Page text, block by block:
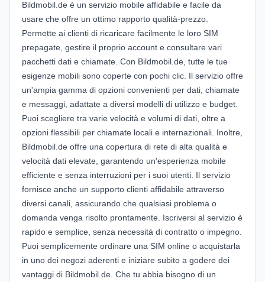
Bildmobil.de è un servizio mobile affidabile e facile da
usare che offre un ottimo rapporto qualità-prezzo.
Permette ai clienti di ricaricare facilmente le loro SIM
prepagate, gestire il proprio account e consultare vari
pacchetti dati e chiamate. Con Bildmobil.de, tutte le tue
esigenze mobili sono coperte con pochi clic. Il servizio offre
un'ampia gamma di opzioni convenienti per dati, chiamate
e messaggi, adattate a diversi modelli di utilizzo e budget.
Puoi scegliere tra varie velocità e volumi di dati, oltre a
opzioni flessibili per chiamate locali e internazionali. Inoltre,
Bildmobil.de offre una copertura di rete di alta qualità e
velocità dati elevate, garantendo un'esperienza mobile
efficiente e senza interruzioni per i suoi utenti. Il servizio
fornisce anche un supporto clienti affidabile attraverso
diversi canali, assicurando che qualsiasi problema o
domanda venga risolto prontamente. Iscriversi al servizio è
rapido e semplice, senza necessità di contratto o impegno.
Puoi semplicemente ordinare una SIM online o acquistarla
in uno dei negozi aderenti e iniziare subito a godere dei
vantaggi di Bildmobil.de. Che tu abbia bisogno di un